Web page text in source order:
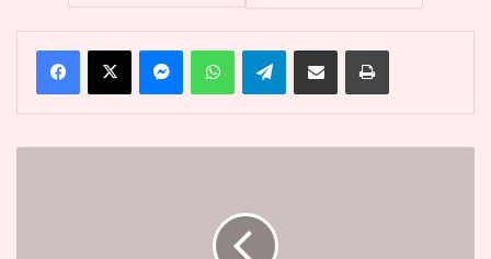
FacebookX MessengerWhatsAppTelegramPartager par email Imprimer